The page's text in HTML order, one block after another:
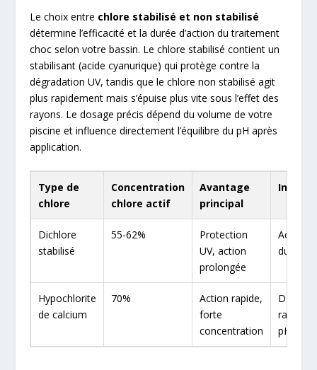
Le choix entre chlore stabilisé et non stabilisé
détermine l’efficacité et la durée d’action du traitement
choc selon votre bassin. Le chlore stabilisé contient un
stabilisant (acide cyanurique) qui protège contre la
dégradation UV, tandis que le chlore non stabilisé agit
plus rapidement mais s’épuise plus vite sous l’effet des
rayons. Le dosage précis dépend du volume de votre
piscine et influence directement l’équilibre du pH après
application.
Type de
chlore
Concentration
chlore actif
Avantage
principal
Dichlore
stabilisé
55-62%
Protection
UV, action
prolongée
du
Hypochlorite
de calcium
70%
Action rapide,
forte
concentration
rapide,
pH